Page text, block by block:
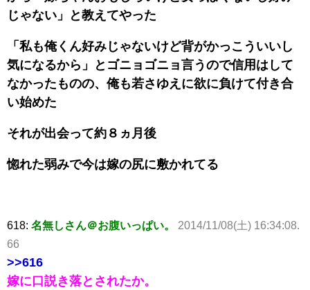
じゃない」と教えてやった
「私も俺くん好みじゃないけど背がかっこういいし
気になるから」とゴニョゴニョ言うので信用はして
なかったものの、俺も若さゆえに欲に負けて付き合
い始めた
それが出会って約８ヵ月後
惚れた弱みで今は嫁の尻に敷かれてる
618: 名無しさん＠お腹いっぱい。
2014/11/08(土) 16:34:08.
66
>>616
嫁に口説き落とされたか。